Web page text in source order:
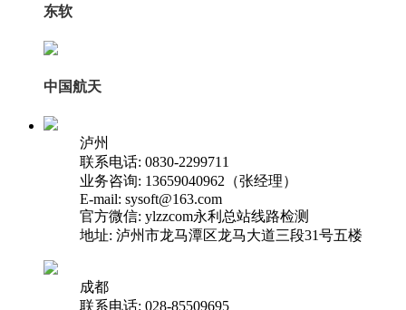
东软
中国航天
泸州
联系电话: 0830-2299711
业务咨询: 13659040962（张经理）
E-mail: sysoft@163.com
官方微信: ylzzcom永利总站线路检测
地址: 泸州市龙马潭区龙马大道三段31号五楼
成都
联系电话: 028-85509695